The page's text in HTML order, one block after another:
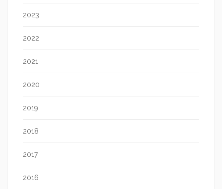
2023
2022
2021
2020
2019
2018
2017
2016